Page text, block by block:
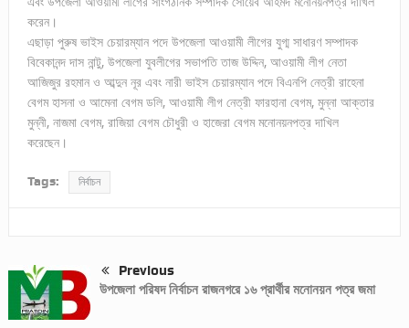
করেন।
এছাড়া পুরুষ ভাইস চেয়ারম্যান পদে উপজেলা আওয়ামী লীগের যুগ্ম সাধারণ সম্পাদক
বিবেকানন্দ দাস নান্টু, উপজেলা যুবলীগের সভাপতি তাজ উদ্দিন, আওয়ামী লীগ নেতা
আজিজুর রহমান ও আব্দুন নূর এবং নারী ভাইস চেয়ারম্যান পদে বিএনপি নেত্রী রাহেনা
বেগম হাসনা ও আমেনা বেগম ডলি, আওয়ামী লীগ নেত্রী ফারহানা বেগম, মুন্না আক্তার
মুন্নী, নাজমা বেগম, রাজিয়া বেগম চৌধুরী ও হাজেরা বেগম মনোনয়নপত্র দাখিল
করেছেন।
Tags: নির্বাচন
Previous
উপজেলা পরিষদ নির্বাচন রাজনগরে ১৬ প্রার্থীর মনোনয়ন পত্র জমা